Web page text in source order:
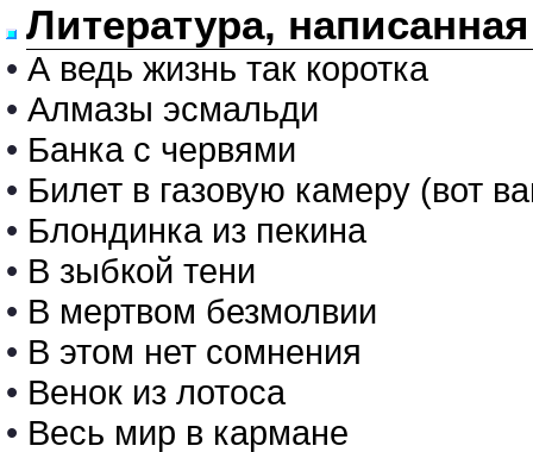
Литература,
• А ведь жизнь так коротка
• Алмазы эсмальди
• Банка с червями
• Билет в газовую камеру (вот
• Блондинка из пекина
• В зыбкой тени
• В мертвом безмолвии
• В этом нет сомнения
• Венок из лотоса
• Весь мир в кармане